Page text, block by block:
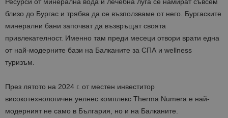
близо до Бургас и трябва да се възползваме от него. Бургаските
минерални бани започват да възвръщат своята
привлекателност. Именно там преди месеци отвори врати една
от най-модерните бази на Балканите за СПА и wellness
туризъм.
През лятото на 2024 г. от местен инвеститор
високотехнологичен уелнес комплекс Therma Numerа е най-
модерният не само в България, но и на Балканите.